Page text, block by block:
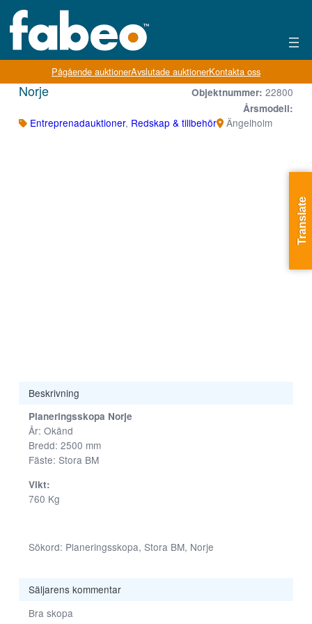
Pågående auktionerAvslutade auktionerKontakta oss
Norje Objektnummer: 22800
Årsmodell:
Entreprenadauktioner, Redskap & tillbehör Ängelholm
Beskrivning
Planeringsskopa Norje
År: Okänd
Bredd: 2500 mm
Fäste: Stora BM
Vikt:
760 Kg
Sökord: Planeringsskopa, Stora BM, Norje
Säljarens kommentar
Bra skopa
Nödvändiga
Dessa kakor
välja bort. De
behövs för att
taget ska
För att vi ska
Translate